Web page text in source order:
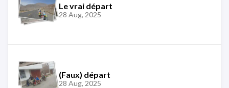
Le vrai départ
28 Aug, 2025
(Faux) départ
28 Aug, 2025